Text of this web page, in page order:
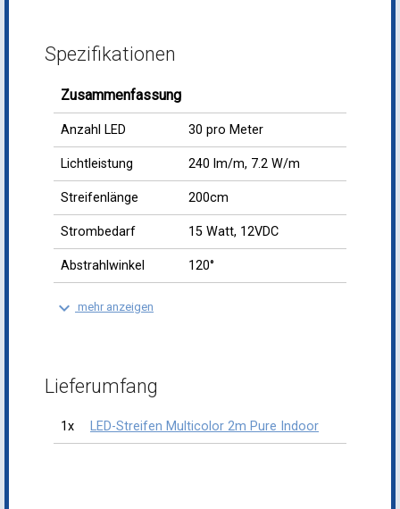
Spezifikationen
Zusammenfassung
Anzahl LED 30 pro Meter
Lichtleistung 240 lm/m, 7.2 W/m
Streifenlänge 200cm
Strombedarf 15 Watt, 12VDC
Abstrahlwinkel 120°
keyboard_arrow_down mehr anzeigen
Lieferumfang
1x LED-Streifen Multicolor 2m Pure Indoor